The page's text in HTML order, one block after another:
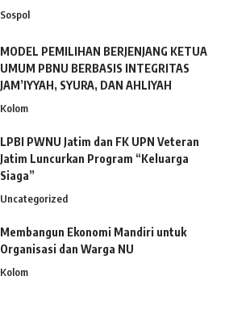
Sospol
MODEL PEMILIHAN BERJENJANG KETUA
UMUM PBNU BERBASIS INTEGRITAS
JAM’IYYAH, SYURA, DAN AHLIYAH
Kolom
LPBI PWNU Jatim dan FK UPN Veteran
Jatim Luncurkan Program “Keluarga
Siaga”
Uncategorized
Membangun Ekonomi Mandiri untuk
Organisasi dan Warga NU
Kolom